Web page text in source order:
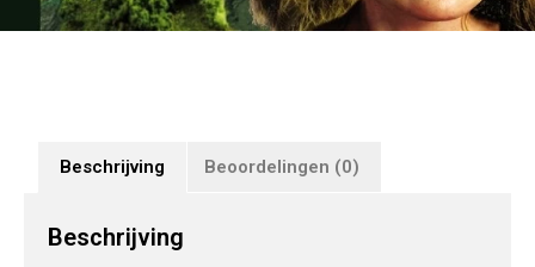
Beschrijving Beoordelingen (0)
Beschrijving